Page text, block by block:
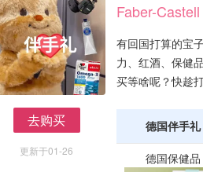
去购买
更新于01-26
Faber-
有回国打算的宝
力、红酒、保健
买等啥呢？快趁
德国伴手礼
德国保健品